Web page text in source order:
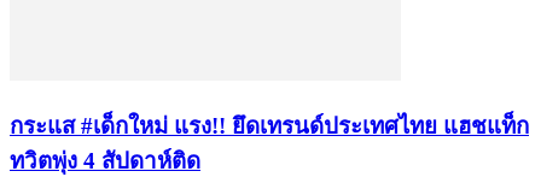
กระแส #เด็กใหม่ แรง!! ยึดเทรนด์ประเทศไทย แฮชแท็ก
ทวิตพุ่ง 4 สัปดาห์ติด